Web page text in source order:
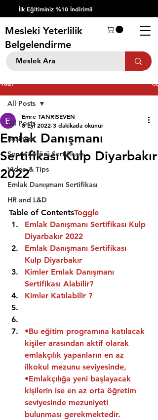
İlk Eğitiminiz %10 İndirimli
Mesleki Yeterlilik
Belgelendirme
Yazı
All Posts
Business
Servis Şöförü Sertifikası
Video & Tips
Emlak Danışmanı Sertifikası
HR and L&D
All Posts
Emlak Danışmanı
Sertifikası Kulp Diyarbakır
2022
Emre TANRISEVEN
8 Eyl 2022 3 dakikada okunur
Table of ContentsToggle
Emlak Danışmanı Sertifikası Kulp
Diyarbakır 2022
Emlak Danışmanı Sertifikası
Kulp Diyarbakır
Kimler Emlak Danışmanı
Sertifikası Alabilir?
Kimler Katılabilir ?
•Bu eğitim programına katılacak
kişiler arasından aktif olarak
emlakçılık yapanların en az
ilkokul mezunu seviyesinde,
•Emlakçılığa yeni başlayacak
kişilerin ise en az orta öğretim
seviyesinde mezuniyeti
bulunması gerekmektedir.